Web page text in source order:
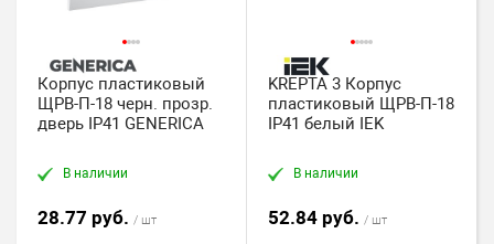
Корпус пластиковый
ЩРВ-П-18 черн. прозр.
дверь IP41 GENERICA
В наличии
28.77 руб. / шт
KREPTA 3 Корпус
пластиковый ЩРВ-П-18
IP41 белый IEK
В наличии
52.84 руб. / шт